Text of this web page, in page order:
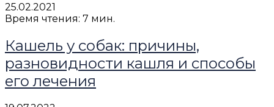
25.02.2021
Время чтения: 7 мин.
Кашель у собак: причины,
разновидности кашля и способы
его лечения